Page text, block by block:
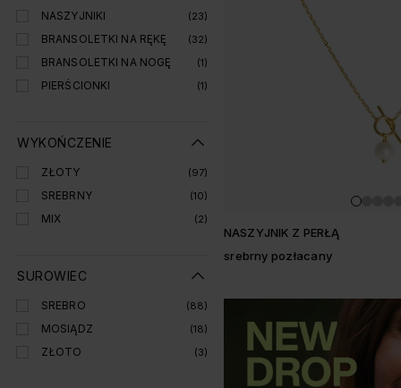
NASZYJNIKI (23)
BRANSOLETKI NA RĘKĘ (32)
BRANSOLETKI NA NOGĘ (1)
PIERŚCIONKI (1)
WYKOŃCZENIE
ZŁOTY (97)
SREBRNY (10)
MIX (2)
SUROWIEC
SREBRO (88)
MOSIĄDZ (18)
ZŁOTO (3)
NASZYJNIK Z PERŁĄ
srebrny pozłacany